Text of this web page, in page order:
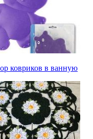
ковриков в ванную